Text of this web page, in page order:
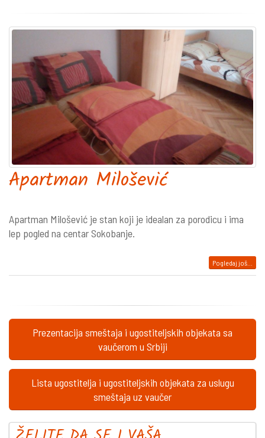
Apartman Milošević
Apartman Milošević je stan koji je idealan za porodicu i ima
lep pogled na centar Sokobanje.
Pogledaj još...
Prezentacija smeštaja i ugostiteljskih objekata sa
vaučerom u Srbiji
Lista ugostitelja i ugostiteljskih objekata za uslugu
smeštaja uz vaučer